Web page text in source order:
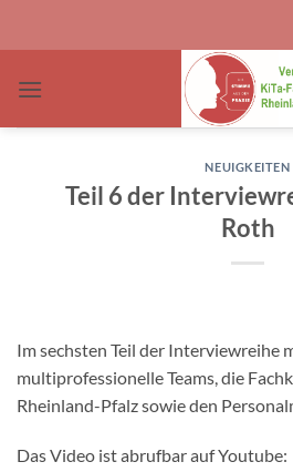
NEUIGKEITEN
Teil 6 der
Roth
Im sechsten Teil der Interviewreihe
multiprofessionelle Teams, die
Rheinland-Pfalz sowie den
Das Video ist abrufbar auf Youtube: